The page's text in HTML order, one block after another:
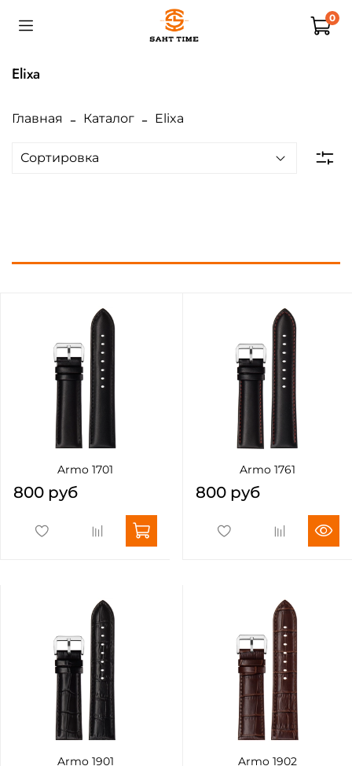
0
Elixa
Главная Каталог Elixa
Armo 1701
800 руб
Armo 1761
800 руб
Armo 1901 Armo 1902